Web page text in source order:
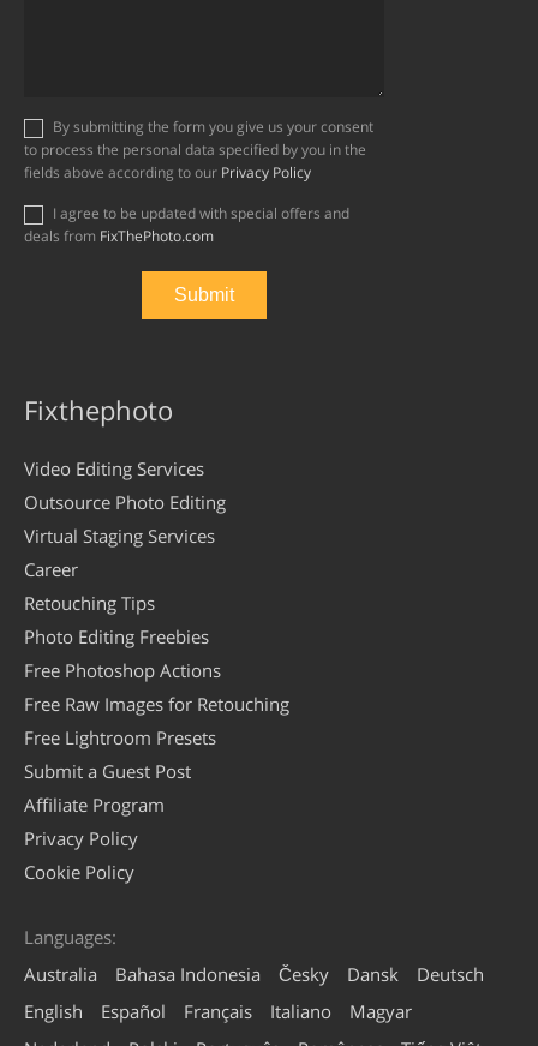
to process the personal data specified by you in the
fields above according to our Privacy Policy
deals from FixThePhoto.com
Fixthephoto
Video Editing Services
Outsource Photo Editing
Virtual Staging Services
Career
Retouching Tips
Photo Editing Freebies
Free Photoshop Actions
Free Raw Images for Retouching
Free Lightroom Presets
Submit a Guest Post
Affiliate Program
Privacy Policy
Cookie Policy
Languages:
Australia
Bahasa Indonesia Česky Dansk
Deutsch
English
Español Français Italiano
Magyar